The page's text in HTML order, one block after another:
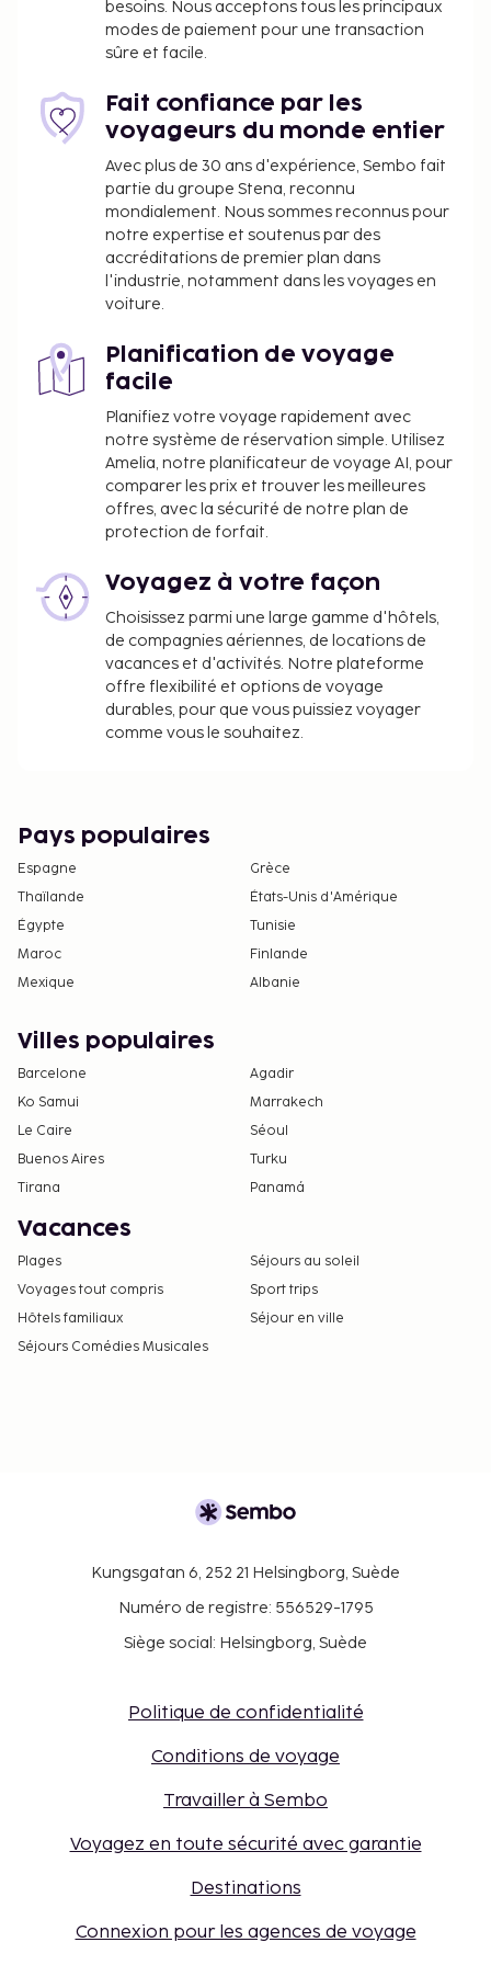
h/24 et une consigne à bagages. Un parking gratuit
est disponible dans l'enceinte de l'hébergement.
visage vous sont proposés : moments de pure
détente garantis. N'hésitez surtout pas à profiter
des nombreuses infrastructures de loisirs qui
incluent notamment un hammam et une piscine
extérieure en saison. Parmi les services et
équipements offerts par cet hôtel vous trouvez
également l'accès Wi-Fi à Internet gratuit, un
service de conciergerie et des barbecues à gaz.
Pour combler vos petits creux, cet hôtel vous
propose 2 restaurants. Pour que vous puissiez faire
connaissance avec les autres convives,
l'hébergement vous invite à participer à une
réception gratuite organisée tous les jours. Pour
bien finir la journée, vous trouverez sur place un bar
/ salon. Un petit déjeuner buffet gratuit est servi
tous les jours de 07 h 30 à 10 h 00.
Des draps sont disponibles en supplément ou
Les frais de carte de crédit sont soumis à un
supplément de 2 %.
La liste ci-dessus peut ne pas être exhaustive. Les
frais et acomptes peuvent être mentionnés hors
taxe et sont soumis à modification.
La piscine est ouverte entre juin et octobre.
contactant cet hôtel avant votre arrivée, au
moyen des coordonnées fournies dans la
confirmation de réservation.
Les animaux de compagnie, y compris les
animaux d'assistance, ne sont pas acceptés
dans cet hébergement.
besoins. Nous acceptons tous les principaux
modes de paiement pour une transaction
sûre et facile.
Fait confiance par les
voyageurs du monde entier
Avec plus de 30 ans d'expérience, Sembo fait
partie du groupe Stena, reconnu
mondialement. Nous sommes reconnus pour
notre expertise et soutenus par des
accréditations de premier plan dans
l'industrie, notamment dans les voyages en
voiture.
Planification de voyage
facile
Planifiez votre voyage rapidement avec
notre système de réservation simple. Utilisez
Amelia, notre planificateur de voyage AI, pour
comparer les prix et trouver les meilleures
offres, avec la sécurité de notre plan de
protection de forfait.
Voyagez à votre façon
Choisissez parmi une large gamme d'hôtels,
de compagnies aériennes, de locations de
vacances et d'activités. Notre plateforme
offre flexibilité et options de voyage
durables, pour que vous puissiez voyager
comme vous le souhaitez.
Pays populaires
Espagne
Grèce
Thaïlande
États-Unis d'Amérique
Égypte
Tunisie
Maroc
Finlande
Mexique
Albanie
Villes populaires
Barcelone
Agadir
Ko Samui
Marrakech
Le Caire
Séoul
Buenos Aires
Turku
Tirana
Panamá
Vacances
Plages
Séjours au soleil
Voyages tout compris
Sport trips
Hôtels familiaux
Séjour en ville
Séjours Comédies Musicales
Kungsgatan 6, 252 21 Helsingborg, Suède
Numéro de registre: 556529-1795
Siège social: Helsingborg, Suède
Politique de confidentialité
Conditions de voyage
Travailler à Sembo
Voyagez en toute sécurité avec garantie
Destinations
Connexion pour les agences de voyage